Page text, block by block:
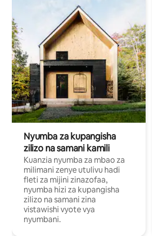
Nyumba za kupangisha
zilizo na samani kamili
Kuanzia nyumba za mbao za
milimani zenye utulivu hadi
fleti za mijini zinazofaa,
nyumba hizi za kupangisha
zilizo na samani zina
vistawishi vyote vya
nyumbani.